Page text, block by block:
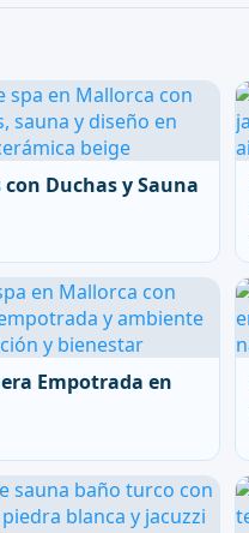
Duchas y Sauna
Empotrada en